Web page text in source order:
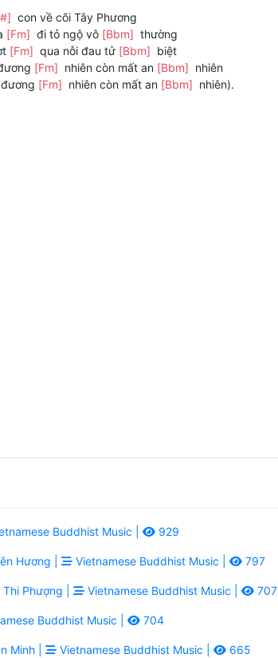
con về cõi Tây Phương
[Fm] đi tỏ ngộ vô [Bbm] thường
[Fm] qua nỗi đau tử [Bbm] biệt
[Fm] nhiên còn mất an [Bbm] nhiên
[Fm] nhiên còn mất an [Bbm] nhiên).
Buddhist Music | 929
Hương | Vietnamese Buddhist Music | 797
Phượng | Vietnamese Buddhist Music | 707
Buddhist Music | 704
Minh | Vietnamese Buddhist Music | 665